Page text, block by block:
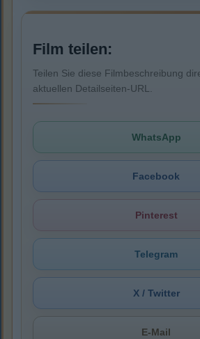
Film teilen:
Teilen Sie diese Filmbeschreibung
aktuellen Detailseiten-URL.
WhatsApp
Facebook
Pinterest
Telegram
X / Twitter
E-Mail